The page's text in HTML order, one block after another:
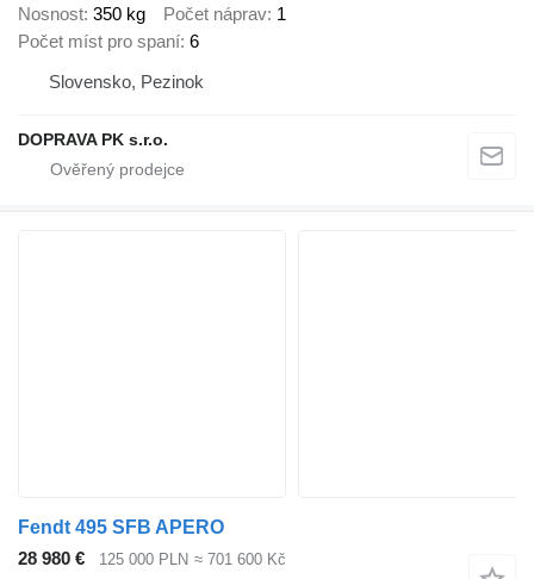
Nosnost 350 kg Počet náprav 1
Počet míst pro spaní 6
Slovensko, Pezinok
DOPRAVA PK s.r.o.
Fendt 495 SFB APERO
28 980 €
125 000 PLN ≈ 701 600 Kč